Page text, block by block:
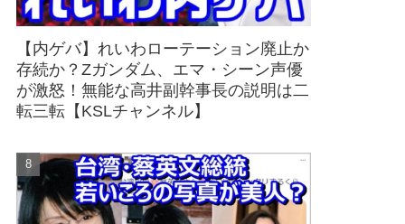
【内ゲバ】れいわローテーション廃止か
存続か？Zガンダム、エマ・シーン声優
が激怒！無能な高井副幹事長の説明は二
転三転【KSLチャンネル】